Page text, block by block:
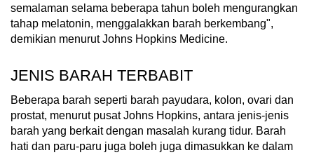
semalaman selama beberapa tahun boleh mengurangkan
tahap melatonin, menggalakkan barah berkembang",
demikian menurut Johns Hopkins Medicine.
JENIS BARAH TERBABIT
Beberapa barah seperti barah payudara, kolon, ovari dan
prostat, menurut pusat Johns Hopkins, antara jenis-jenis
barah yang berkait dengan masalah kurang tidur. Barah
hati dan paru-paru juga boleh juga dimasukkan ke dalam